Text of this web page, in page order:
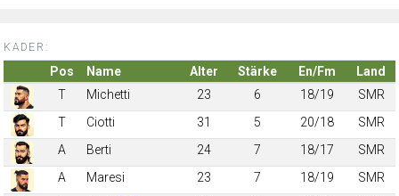
KADER:
Pos Name Alter Stärke En/Fm
Land
T
Michetti 23 6 18/19
SMR
T
Ciotti 31 5 20/18
SMR
A
Berti 24 7 18/17
SMR
A
Maresi 23 7 18/19
SMR